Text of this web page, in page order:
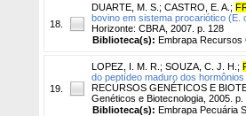
18.
DUARTE, M. S. ; CASTRO, E. A. ;
bovino em sistema procariótico (E.
Horizonte: CBRA, 2007. p. 128
Biblioteca(s): Embrapa Recursos
19.
LOPEZ, I. M. R. ; SOUZA, C. J. H. ;
do peptídeo maduro dos
RECURSOS GENÉTICOS E
Genéticos e Biotecnologia, 2005. p.
Biblioteca(s): Embrapa Pecuária